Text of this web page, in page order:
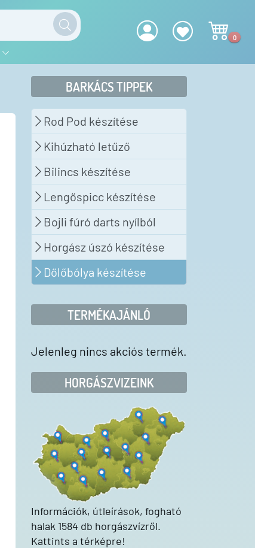
0
BARKÁCS TIPPEK
Rod Pod készítése
Kihúzható letűző
Bilincs készítése
Lengőspicc készítése
Bojli fúró darts nyílból
Horgász úszó készítése
Dőlőbólya készítése
TERMÉKAJÁNLÓ
Jelenleg nincs akciós termék.
HORGÁSZVIZEINK
Információk, útleírások, fogható
halak 1584 db horgászvízről.
Kattints a térképre!